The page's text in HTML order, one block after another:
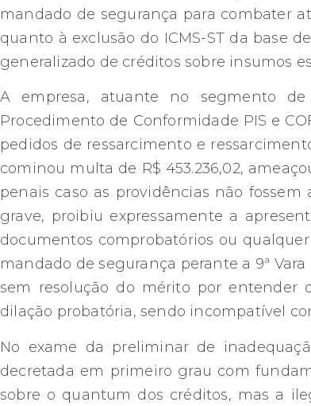
mandado de segurança para combater
quanto à exclusão do ICMS-ST da base
generalizado de créditos sobre insumos
A empresa, atuante no segmento de
Procedimento de Conformidade PIS e
pedidos de ressarcimento e
cominou multa de R$ 453.236,02,
penais caso as providências não
grave, proibiu expressamente a
documentos comprobatórios ou
mandado de segurança perante a 9ª
sem resolução do mérito por entender
dilação probatória, sendo incompatível
No exame da preliminar de
decretada em primeiro grau com
sobre o quantum dos créditos, mas a